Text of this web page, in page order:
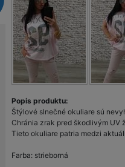
Popis produktu:
Štýlové slnečné okuliare sú
Chránia zrak pred škodlivým UV
Tieto okuliare patria medzi
Farba: strieborná